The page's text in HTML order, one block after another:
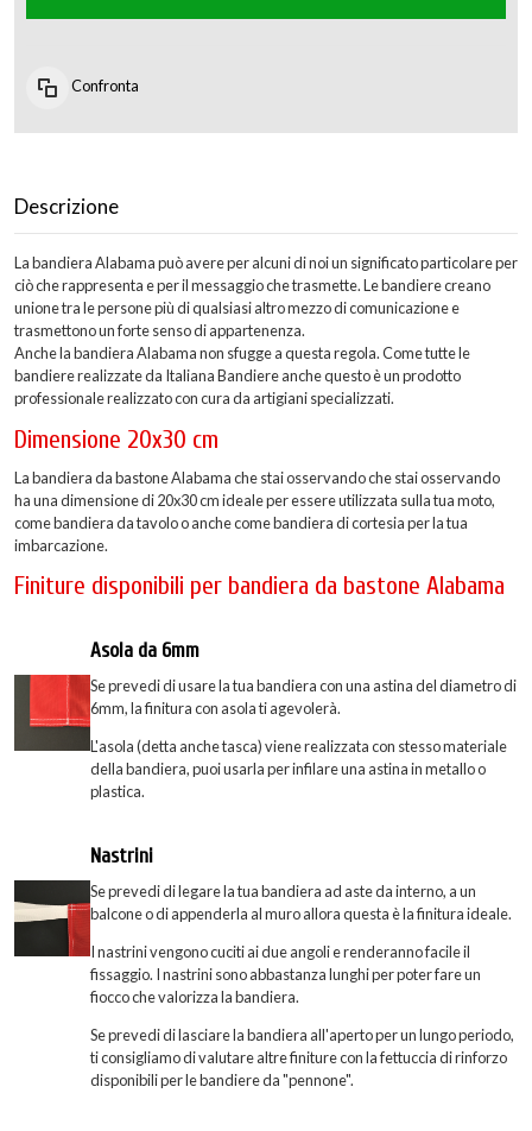
Confronta
Descrizione
La bandiera Alabama può avere per alcuni di noi un significato particolare per
ciò che rappresenta e per il messaggio che trasmette. Le bandiere creano
unione tra le persone più di qualsiasi altro mezzo di comunicazione e
trasmettono un forte senso di appartenenza.
Anche la bandiera Alabama non sfugge a questa regola. Come tutte le
bandiere realizzate da Italiana Bandiere anche questo è un prodotto
professionale realizzato con cura da artigiani specializzati.
Dimensione 20x30 cm
La bandiera da bastone Alabama che stai osservando che stai osservando
ha una dimensione di 20x30 cm ideale per essere utilizzata sulla tua moto,
come bandiera da tavolo o anche come bandiera di cortesia per la tua
imbarcazione.
Finiture disponibili per bandiera da bastone Alabama
Asola da 6mm
Se prevedi di usare la tua bandiera con una astina del diametro di
6mm, la finitura con asola ti agevolerà.
L'asola (detta anche tasca) viene realizzata con stesso materiale
della bandiera, puoi usarla per infilare una astina in metallo o
plastica.
Nastrini
Se prevedi di legare la tua bandiera ad aste da interno, a un
balcone o di appenderla al muro allora questa è la finitura ideale.
I nastrini vengono cuciti ai due angoli e renderanno facile il
fissaggio. I nastrini sono abbastanza lunghi per poter fare un
fiocco che valorizza la bandiera.
Se prevedi di lasciare la bandiera all'aperto per un lungo periodo,
ti consigliamo di valutare altre finiture con la fettuccia di rinforzo
disponibili per le bandiere da "pennone".